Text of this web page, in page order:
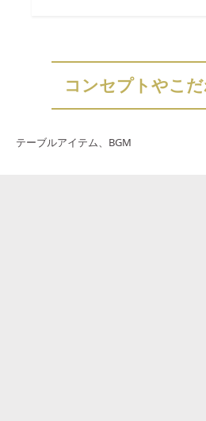
コンセプトやこ
テーブルアイテム、BGM